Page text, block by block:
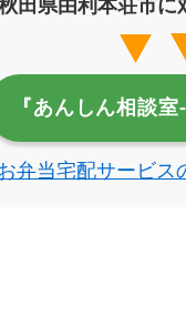
田県由利本荘市
『あんしん相談室
弁当宅配サービス